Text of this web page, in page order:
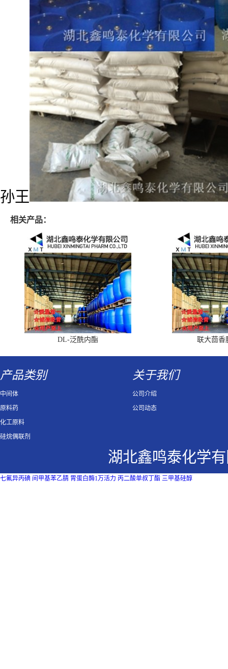
孙王
相关产品：
DL-泛酰内酯 联大茴香
产品类别
中间体
原料药
化工原料
硅烷偶联剂
关于我们
公司介绍
公司动态
湖北鑫鸣泰化学
七氟异丙碘 间甲基苯乙腈 胃蛋白酶1万活力 丙二酸单叔丁酯 三甲基硅醇